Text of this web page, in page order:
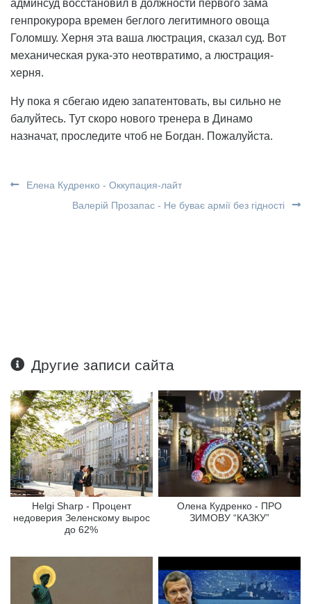
админсуд восстановил в должности первого зама
генпрокурора времен беглого легитимного овоща
Голомшу. Херня эта ваша люстрация, сказал суд. Вот
механическая рука-это неотвратимо, а люстрация-
херня.
Ну пока я сбегаю идею запатентовать, вы сильно не
балуйтесь. Тут скоро нового тренера в Динамо
назначат, проследите чтоб не Богдан. Пожалуйста.
Елена Кудренко - Оккупация-лайт
Валерій Прозапас - Не буває армії без гідності
Другие записи сайта
Helgi Sharp - Процент
недоверия Зеленскому вырос
до 62%
Олена Кудренко - ПРО
ЗИМОВУ “КАЗКУ”